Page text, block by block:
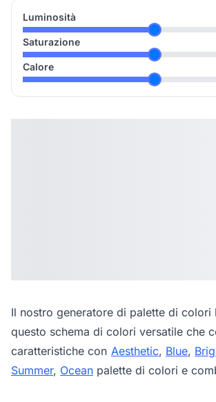
Luminosità
Saturazione
Calore
Il nostro generatore di palette di colori
questo schema di colori versatile che
caratteristiche con Aesthetic, Blue,
Summer, Ocean palette di colori e